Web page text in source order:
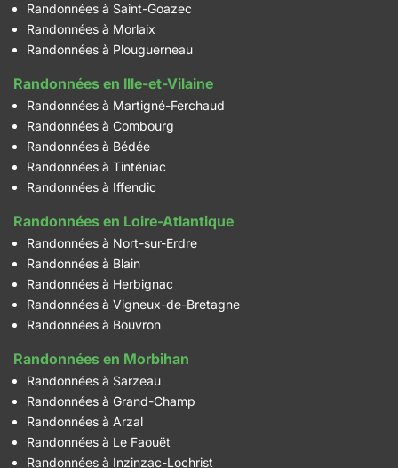
Randonnées à Saint-Goazec
Randonnées à Morlaix
Randonnées à Plouguerneau
Randonnées en Ille-et-Vilaine
Randonnées à Martigné-Ferchaud
Randonnées à Combourg
Randonnées à Bédée
Randonnées à Tinténiac
Randonnées à Iffendic
Randonnées en Loire-Atlantique
Randonnées à Nort-sur-Erdre
Randonnées à Blain
Randonnées à Herbignac
Randonnées à Vigneux-de-Bretagne
Randonnées à Bouvron
Randonnées en Morbihan
Randonnées à Sarzeau
Randonnées à Grand-Champ
Randonnées à Arzal
Randonnées à Le Faouët
Randonnées à Inzinzac-Lochrist